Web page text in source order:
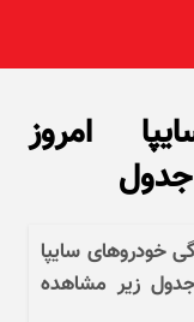
امروز
خودرو‌های سایپا
۲۴ دی ۱۴۰۴ را در جدول زیر مشاهده